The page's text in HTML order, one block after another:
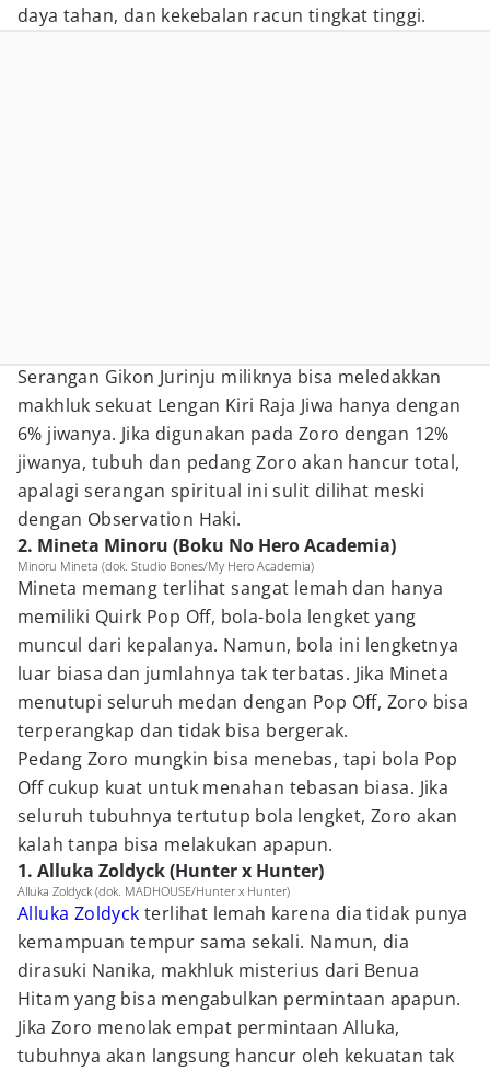
daya tahan, dan kekebalan racun tingkat tinggi.
Serangan Gikon Jurinju miliknya bisa meledakkan
makhluk sekuat Lengan Kiri Raja Jiwa hanya dengan
6% jiwanya. Jika digunakan pada Zoro dengan 12%
jiwanya, tubuh dan pedang Zoro akan hancur total,
apalagi serangan spiritual ini sulit dilihat meski
dengan Observation Haki.
2. Mineta Minoru (Boku No Hero Academia)
Minoru Mineta (dok. Studio Bones/My Hero Academia)
Mineta memang terlihat sangat lemah dan hanya
memiliki Quirk Pop Off, bola-bola lengket yang
muncul dari kepalanya. Namun, bola ini lengketnya
luar biasa dan jumlahnya tak terbatas. Jika Mineta
menutupi seluruh medan dengan Pop Off, Zoro bisa
terperangkap dan tidak bisa bergerak.
Pedang Zoro mungkin bisa menebas, tapi bola Pop
Off cukup kuat untuk menahan tebasan biasa. Jika
seluruh tubuhnya tertutup bola lengket, Zoro akan
kalah tanpa bisa melakukan apapun.
1. Alluka Zoldyck (Hunter x Hunter)
Alluka Zoldyck (dok. MADHOUSE/Hunter x Hunter)
Alluka Zoldyck terlihat lemah karena dia tidak punya
kemampuan tempur sama sekali. Namun, dia
dirasuki Nanika, makhluk misterius dari Benua
Hitam yang bisa mengabulkan permintaan apapun.
Jika Zoro menolak empat permintaan Alluka,
tubuhnya akan langsung hancur oleh kekuatan tak